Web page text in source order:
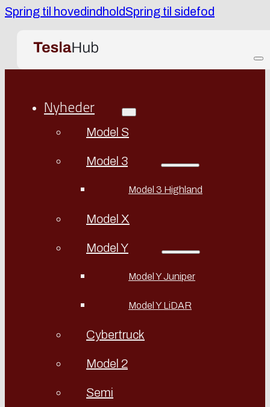
Spring til hovedindholdSpring til sidefod
Nyheder
Model S
Model 3
Model 3 Highland
Model X
Model Y
Model Y Juniper
Model Y LiDAR
Cybertruck
Model 2
Semi